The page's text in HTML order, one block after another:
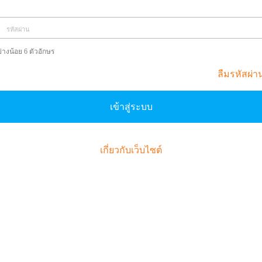
รหัสผ่าน
างน้อย 6 ตัวอักษร
ลืมรหัสผ่า
เข้าสู่ระบบ
เกี่ยวกับเว็บไซต์